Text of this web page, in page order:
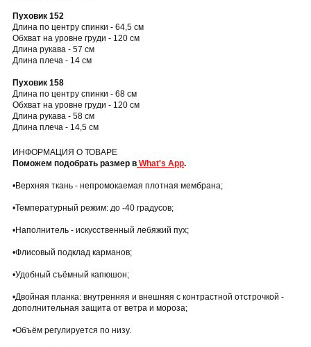
Пуховик 152
Длина по центру спинки - 64,5 см
Обхват на уровне груди - 120 см
Длина рукава - 57 см
Длина плеча - 14 см
Пуховик 158
Длина по центру спинки - 68 см
Обхват на уровне груди - 120 см
Длина рукава - 58 см
Длина плеча - 14,5 см
ИНФОРМАЦИЯ О ТОВАРЕ
Поможем подобрать размер в What's App.
•Верхняя ткань - непромокаемая плотная мембрана;
•Температурный режим: до -40 градусов;
•Наполнитель - искусственный лебяжий пух;
•Флисовый подклад карманов;
•Удобный съёмный капюшон;
•Двойная планка: внутренняя и внешняя с контрастной отстрочкой -
дополнительная защита от ветра и мороза;
•Объём регулируется по низу.